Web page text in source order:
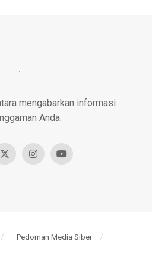
mengabarkan informasi
Anda.
Pedoman Media Siber